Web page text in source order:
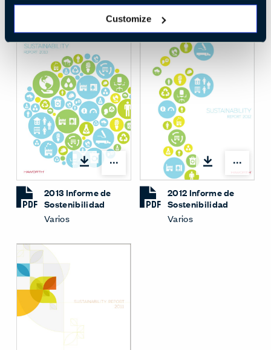
Customize
Varios
Varios
Opciones
2013 Informe de
Sostenibilidad
Varios
2012 Informe de
Sostenibilidad
Varios